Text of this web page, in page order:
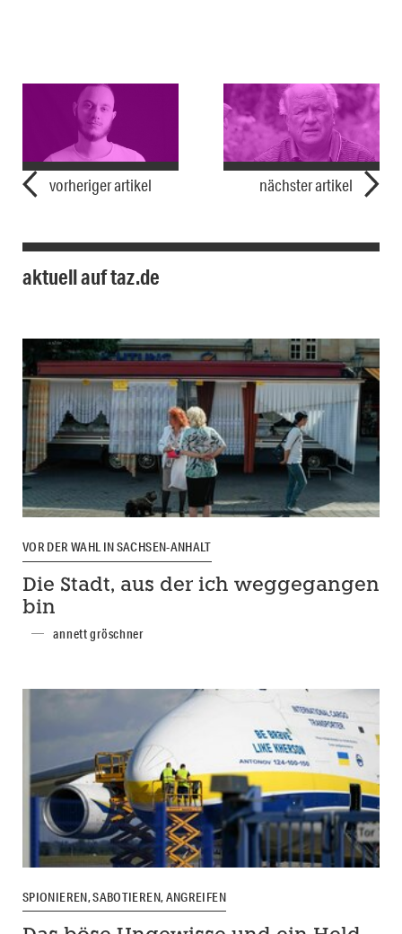
vorheriger artikel nächster artikel
aktuell auf taz.de
VOR DER WAHL IN SACHSEN-ANHALT
Die Stadt, aus der ich weggegangen
bin
annett gröschner
SPIONIEREN, SABOTIEREN, ANGREIFEN